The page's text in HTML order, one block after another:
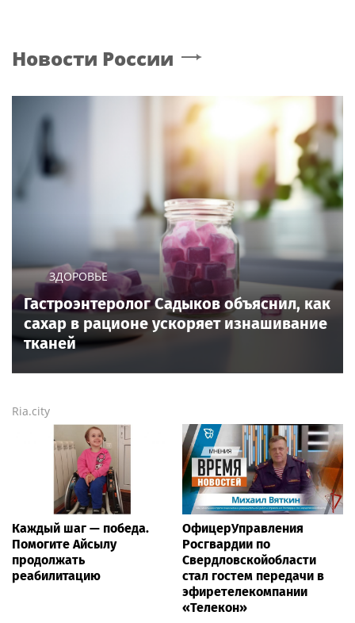
Новости России
ЗДОРОВЬЕ
Гастроэнтеролог Садыков объяснил, как
сахар в рационе ускоряет изнашивание
тканей
Ria.city
Каждый шаг — победа.
Помогите Айсылу
продолжать
реабилитацию
ОфицерУправления
Росгвардии по
Свердловскойобласти
стал гостем передачи в
эфиретелекомпании
«Телекон»